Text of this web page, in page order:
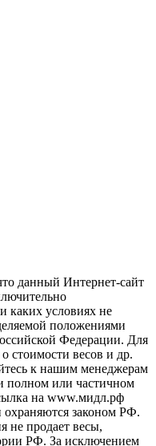
данный Интернет-сайт
каких условиях не
положениями
Федерации. Для
стоимости весов и др.
к нашим менеджерам
или частичном
на www.мидл.рф
охраняются законом РФ.
не продает весы,
РФ. За исключением